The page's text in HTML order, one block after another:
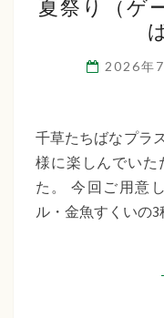
夏祭り（ゲ
2026年
千草たちばなプラ
様に楽しんでいた
た。 今回ご用意
ル・金魚すくいの